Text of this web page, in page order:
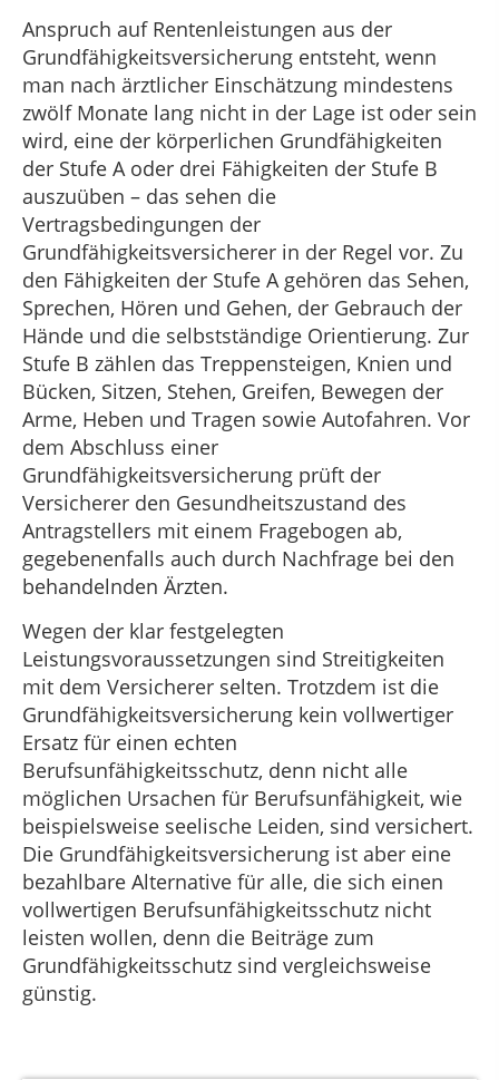
Anspruch auf Rentenleistungen aus der
Grundfähigkeitsversicherung entsteht, wenn
man nach ärztlicher Einschätzung mindestens
zwölf Monate lang nicht in der Lage ist oder sein
wird, eine der körperlichen Grundfähigkeiten
der Stufe A oder drei Fähigkeiten der Stufe B
auszuüben – das sehen die
Vertragsbedingungen der
Grundfähigkeitsversicherer in der Regel vor. Zu
den Fähigkeiten der Stufe A gehören das Sehen,
Sprechen, Hören und Gehen, der Gebrauch der
Hände und die selbstständige Orientierung. Zur
Stufe B zählen das Treppensteigen, Knien und
Bücken, Sitzen, Stehen, Greifen, Bewegen der
Arme, Heben und Tragen sowie Autofahren. Vor
dem Abschluss einer
Grundfähigkeitsversicherung prüft der
Versicherer den Gesundheitszustand des
Antragstellers mit einem Fragebogen ab,
gegebenenfalls auch durch Nachfrage bei den
behandelnden Ärzten.
Wegen der klar festgelegten
Leistungsvoraussetzungen sind Streitigkeiten
mit dem Versicherer selten. Trotzdem ist die
Grundfähigkeitsversicherung kein vollwertiger
Ersatz für einen echten
Berufsunfähigkeitsschutz, denn nicht alle
möglichen Ursachen für Berufsunfähigkeit, wie
beispielsweise seelische Leiden, sind versichert.
Die Grundfähigkeitsversicherung ist aber eine
bezahlbare Alternative für alle, die sich einen
vollwertigen Berufsunfähigkeitsschutz nicht
leisten wollen, denn die Beiträge zum
Grundfähigkeitsschutz sind vergleichsweise
günstig.